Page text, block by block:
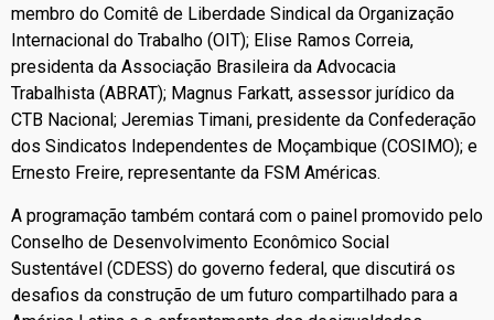
membro do Comitê de Liberdade Sindical da Organização
Internacional do Trabalho (OIT); Elise Ramos Correia,
presidenta da Associação Brasileira da Advocacia
Trabalhista (ABRAT); Magnus Farkatt, assessor jurídico da
CTB Nacional; Jeremias Timani, presidente da Confederação
dos Sindicatos Independentes de Moçambique (COSIMO); e
Ernesto Freire, representante da FSM Américas.
A programação também contará com o painel promovido pelo
Conselho de Desenvolvimento Econômico Social
Sustentável (CDESS) do governo federal, que discutirá os
desafios da construção de um futuro compartilhado para a